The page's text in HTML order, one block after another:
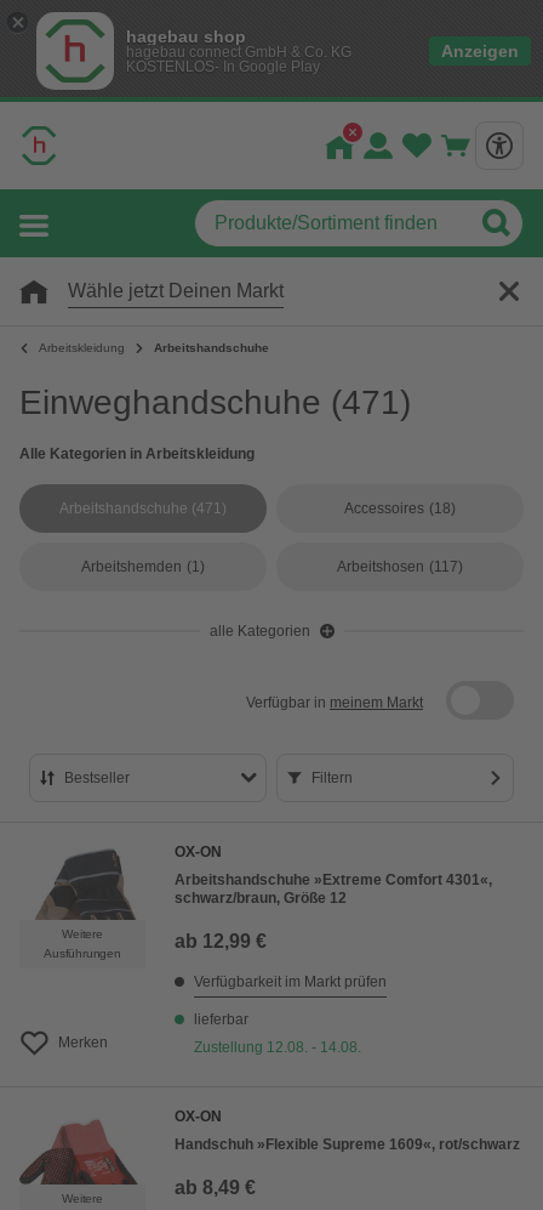
hagebau shop
hagebau connect GmbH & Co. KG
KOSTENLOS- In Google Play
Anzeigen
Wähle jetzt Deinen Markt
Arbeitskleidung Arbeitshandschuhe
Einweghandschuhe (471)
Alle Kategorien in Arbeitskleidung
Arbeitshandschuhe (471) Accessoires (18)
Arbeitshemden (1) Arbeitshosen (117)
alle Kategorien
Verfügbar in meinem Markt
Bestseller
Preis aufsteigend
Preis absteigend
Bewertung
Filtern
Weitere
Ausführungen
Merken
OX-ON
Arbeitshandschuhe »Extreme Comfort 4301«,
schwarz/braun, Größe 12
ab 12,99 €
Verfügbarkeit im Markt prüfen
lieferbar
Zustellung 12.08. - 14.08.
Weitere
OX-ON
Handschuh »Flexible Supreme 1609«, rot/schwarz
ab 8,49 €